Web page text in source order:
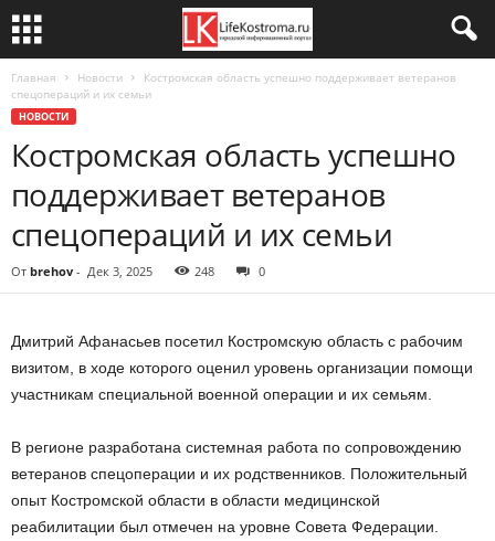
Главная Новости
Костромская область успешно поддерживает ветеранов
спецопераций и их семьи
НОВОСТИ
Костромская область успешно
поддерживает ветеранов
спецопераций и их семьи
От brehov - Дек 3, 2025 248 0
Дмитрий Афанасьев посетил Костромскую область с рабочим
визитом, в ходе которого оценил уровень организации помощи
участникам специальной военной операции и их семьям.
В регионе разработана системная работа по сопровождению
ветеранов спецоперации и их родственников. Положительный
опыт Костромской области в области медицинской
реабилитации был отмечен на уровне Совета Федерации.